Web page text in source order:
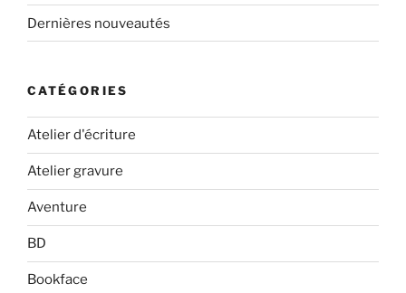
Dernières nouveautés
CATÉGORIES
Atelier d'écriture
Atelier gravure
Aventure
BD
Bookface